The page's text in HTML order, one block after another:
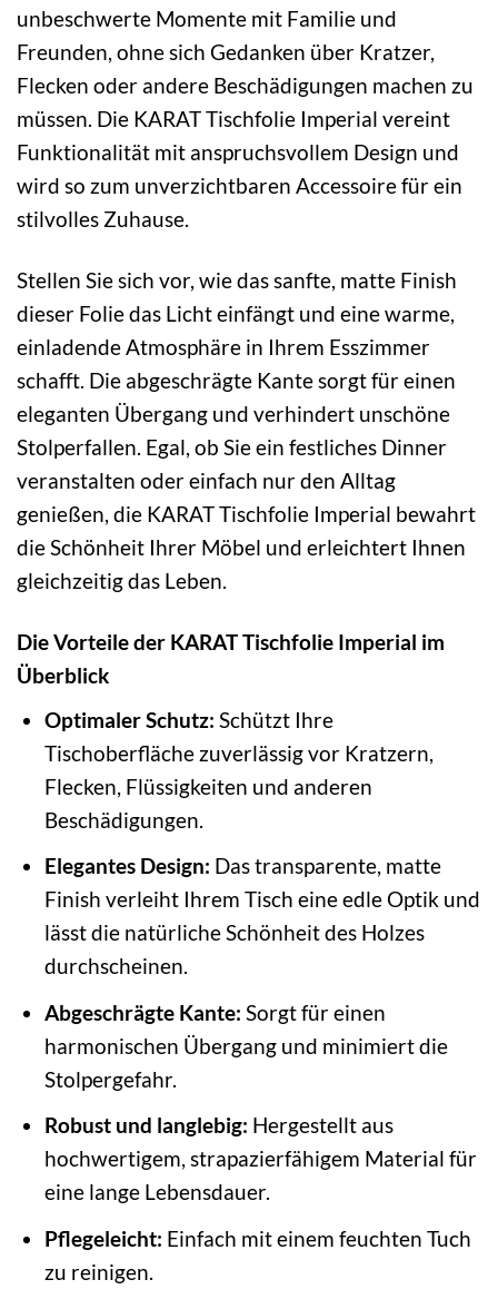
unbeschwerte Momente mit Familie und
Freunden, ohne sich Gedanken über Kratzer,
Flecken oder andere Beschädigungen machen zu
müssen. Die KARAT Tischfolie Imperial vereint
Funktionalität mit anspruchsvollem Design und
wird so zum unverzichtbaren Accessoire für ein
stilvolles Zuhause.
Stellen Sie sich vor, wie das sanfte, matte Finish
dieser Folie das Licht einfängt und eine warme,
einladende Atmosphäre in Ihrem Esszimmer
schafft. Die abgeschrägte Kante sorgt für einen
eleganten Übergang und verhindert unschöne
Stolperfallen. Egal, ob Sie ein festliches Dinner
veranstalten oder einfach nur den Alltag
genießen, die KARAT Tischfolie Imperial bewahrt
die Schönheit Ihrer Möbel und erleichtert Ihnen
gleichzeitig das Leben.
Die Vorteile der KARAT Tischfolie Imperial im
Überblick
Optimaler Schutz: Schützt Ihre
Tischoberfläche zuverlässig vor Kratzern,
Flecken, Flüssigkeiten und anderen
Beschädigungen.
Elegantes Design: Das transparente, matte
Finish verleiht Ihrem Tisch eine edle Optik und
lässt die natürliche Schönheit des Holzes
durchscheinen.
Abgeschrägte Kante: Sorgt für einen
harmonischen Übergang und minimiert die
Stolpergefahr.
Robust und langlebig: Hergestellt aus
hochwertigem, strapazierfähigem Material für
eine lange Lebensdauer.
Pflegeleicht: Einfach mit einem feuchten Tuch
zu reinigen.